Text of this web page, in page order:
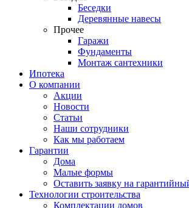
Беседки
Деревянные навесы
Прочее
Гаражи
Фундаменты
Монтаж сантехники
Ипотека
О компании
Акции
Новости
Статьи
Наши сотрудники
Как мы работаем
Гарантии
Дома
Малые формы
Оставить заявку на
Технологии строительства
Комплектации домов